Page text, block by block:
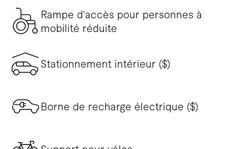
Rampe d'accès pour personnes à
mobilité réduite
Stationnement intérieur ($)
Borne de recharge électrique ($)